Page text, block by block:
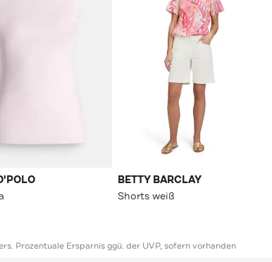
BETTY BARCLAY
Shorts weiß
Prozentuale Ersparnis ggü. der UVP, sofern vorhanden